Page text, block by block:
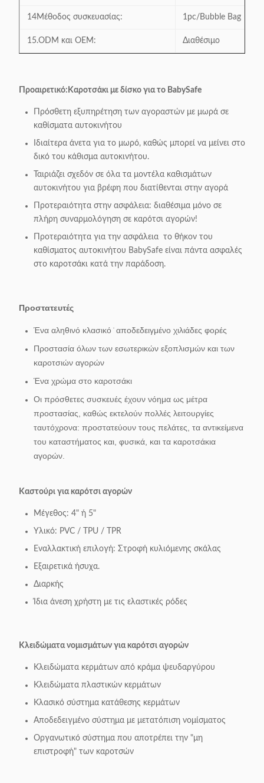
14Μέθοδος συσκευασίας: 1pc/Bubble Bag
15.ODM και OEM: Διαθέσιμο
Προαιρετικό: Καροτσάκι με δίσκο για το BabySafe
Πρόσθετη εξυπηρέτηση των αγοραστών με μωρά σε
καθίσματα αυτοκινήτου
Ιδιαίτερα άνετα για το μωρό, καθώς μπορεί να μείνει στο
δικό του κάθισμα αυτοκινήτου.
Ταιριάζει σχεδόν σε όλα τα μοντέλα καθισμάτων
αυτοκινήτου για βρέφη που διατίθενται στην αγορά
Προτεραιότητα στην ασφάλεια: διαθέσιμα μόνο σε
πλήρη συναρμολόγηση σε καρότσι αγορών!
Προτεραιότητα για την ασφάλεια ️ το θήκον του
καθίσματος αυτοκινήτου BabySafe είναι πάντα ασφαλές
στο καροτσάκι κατά την παράδοση.
Προστατευτές
Ένα αληθινό κλασικό ̇ αποδεδειγμένο χιλιάδες φορές
Προστασία όλων των εσωτερικών εξοπλισμών και των
καροτσιών αγορών
Ένα χρώμα στο καροτσάκι
Οι πρόσθετες συσκευές έχουν νόημα ως μέτρα
προστασίας, καθώς εκτελούν πολλές λειτουργίες
ταυτόχρονα: προστατεύουν τους πελάτες, τα αντικείμενα
του καταστήματος και, φυσικά, και τα καροτσάκια
αγορών.
Καστούρι για καρότσι αγορών
Μέγεθος: 4" ή 5"
Υλικό: PVC / TPU / TPR
Εναλλακτική επιλογή: Στροφή κυλιόμενης σκάλας
Εξαιρετικά ήσυχα.
Διαρκής
Ίδια άνεση χρήστη με τις ελαστικές ρόδες
Κλειδώματα νομισμάτων για καρότσι αγορών
Κλειδώματα κερμάτων από κράμα ψευδαργύρου
Κλειδώματα πλαστικών κερμάτων
Κλασικό σύστημα κατάθεσης κερμάτων
Αποδεδειγμένο σύστημα με μετατόπιση νομίσματος
Οργανωτικό σύστημα που αποτρέπει την "μη
επιστροφή" των καροτσών